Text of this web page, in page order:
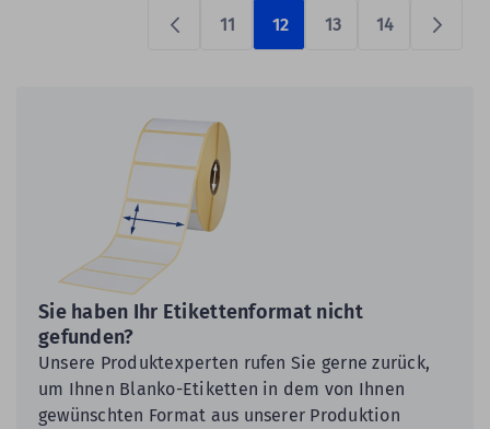
11 12 13 14
Sie haben Ihr Etikettenformat nicht
gefunden?
Unsere Produktexperten rufen Sie gerne zurück,
um Ihnen Blanko-Etiketten in dem von Ihnen
gewünschten Format aus unserer Produktion